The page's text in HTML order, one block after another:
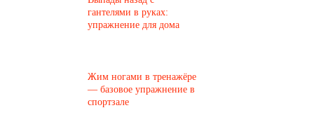
гантелями в руках:
упражнение для дома
Жим ногами в тренажёре
— базовое упражнение в
спортзале